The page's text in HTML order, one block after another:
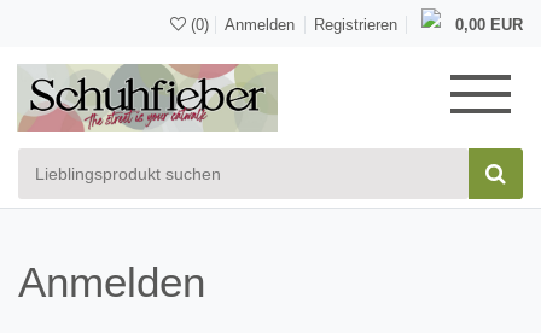
(0) Anmelden Registrieren 0,00 EUR
Anmelden